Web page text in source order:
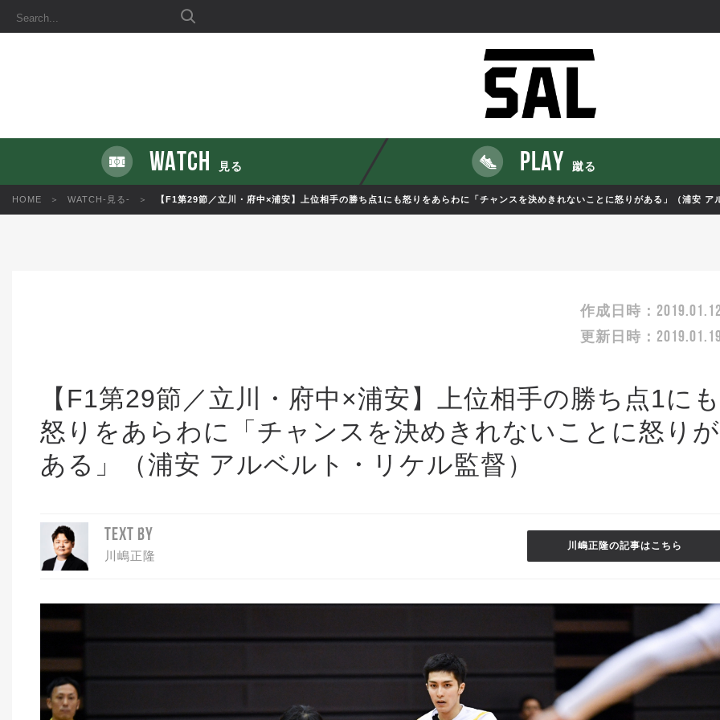
WATCH 見る PLAY 蹴る
HOME WATCH-見る- 【F1第29節／立川・府中×浦安】上位相手の勝ち点1にも怒りをあらわに「チャンスを決めきれないことに怒りがある」（浦安 ア
作成日時：
更新日時：
【F1第29節／立川・府中×浦安】上位相手の勝ち点1にも
怒りをあらわに「チャンスを決めきれないことに怒りが
ある」（浦安 アルベルト・リケル監督）
TEXT BY
川嶋正隆
川嶋正隆の記事はこちら